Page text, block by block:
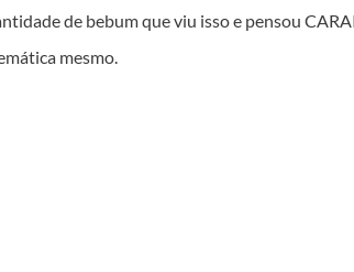
de bebum que viu isso e pensou
mesmo.